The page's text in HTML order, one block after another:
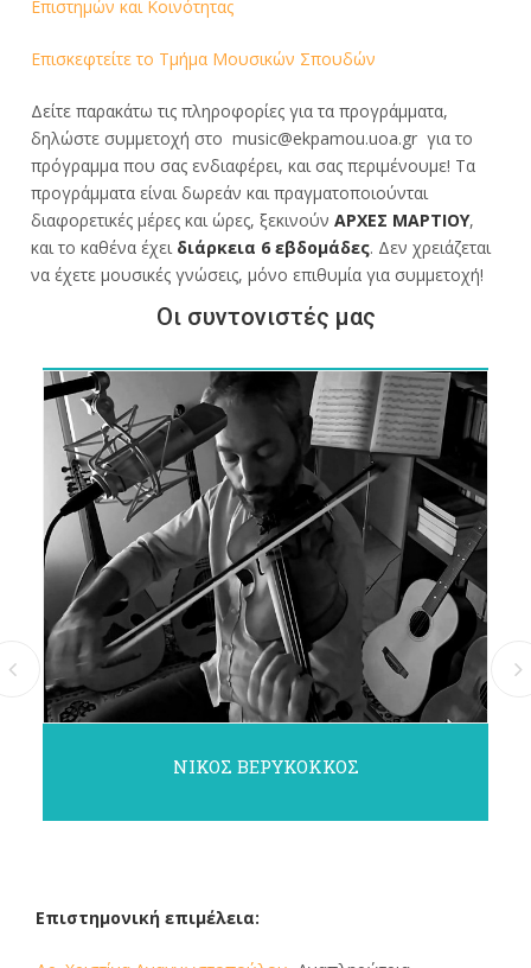
Επιστημών και Κοινότητας
Επισκεφτείτε το Τμήμα Μουσικών Σπουδών
Δείτε παρακάτω τις πληροφορίες για τα προγράμματα,
δηλώστε συμμετοχή στοmusic@ekpamou.uoa.gr για το
πρόγραμμα που σας ενδιαφέρει, και σας περιμένουμε! Τα
προγράμματα είναι δωρεάν και πραγματοποιούνται
διαφορετικές μέρες και ώρες, ξεκινούνΑΡΧΕΣ ΜΑΡΤΙΟΥ,
και το καθένα έχει διάρκεια 6 εβδομάδες. Δεν χρειάζεται
να έχετε μουσικές γνώσεις, μόνο επιθυμία για συμμετοχή!
Οι συντονιστές μας
ΝΊΚΟΣ ΒΕΡΎΚΟΚΚΟΣ
Επιστημονική επιμέλεια: